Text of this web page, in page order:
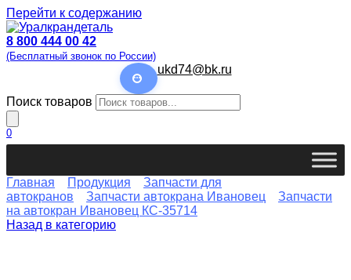
Перейти к содержанию
8 800 444 00 42
(Бесплатный звонок по России)
ukd74@bk.ru
Поиск товаров
0
Главная Продукция
Запчасти для
автокранов
Запчасти автокрана Ивановец
Запчасти
на автокран Ивановец КС-35714
Назад в категорию